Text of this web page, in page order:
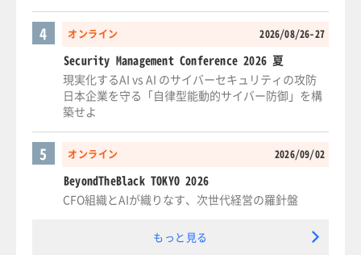
オンライン 2026/08/26-27
4
Security Management Conference 2026 夏
現実化するAI vs AI のサイバーセキュリティの攻防
日本企業を守る「自律型能動的サイバー防御」を構
築せよ
オンライン 2026/09/02
5
BeyondTheBlack TOKYO 2026
CFO組織とAIが織りなす、次世代経営の羅針盤
もっと見る